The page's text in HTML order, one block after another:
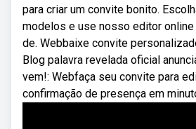
para criar um convite bonito.
modelos e use nosso editor
de. Webbaixe convite
Blog palavra revelada oficial
vem!: Webfaça seu convite para
confirmação de presença em